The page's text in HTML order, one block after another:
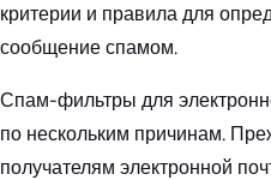
критерии и правила для
сообщение спамом.
Спам-фильтры для
по нескольким причинам.
получателям электронной